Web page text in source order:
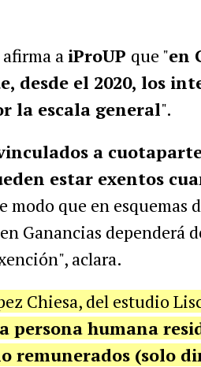
a iProUP que "en
desde el 2020, los
la escala general".
a
estar exentos
modo que en esquemas
Ganancias dependerá
aclara.
Chiesa, del estudio
persona humana
remunerados (solo